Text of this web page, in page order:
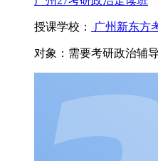
授课学校： 广州新东方
对象： 需要考研政治辅